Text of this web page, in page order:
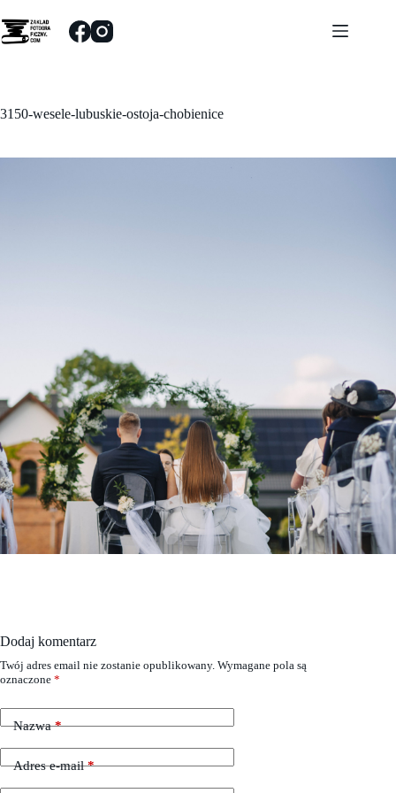
do
treści
3150-wesele-lubuskie-ostoja-chobienice
Dodaj komentarz
Twój adres email nie zostanie opublikowany. Wymagane pola są
oznaczone *
Nazwa*
Adres e-mail*